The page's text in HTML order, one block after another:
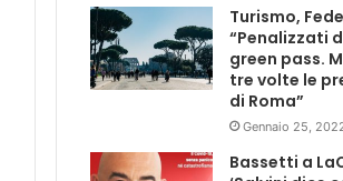
Turismo,
“Penalizzati
green pass.
tre volte le
di Roma”
Gennaio 25,
Bassetti a